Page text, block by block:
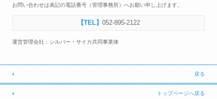
お問い合わせは表記の電話番号（管理事務所）へお願い申し上げます。
052-895-2122
運営管理会社：シルバー・サイカ共同事業体
戻る
トップページへ戻る